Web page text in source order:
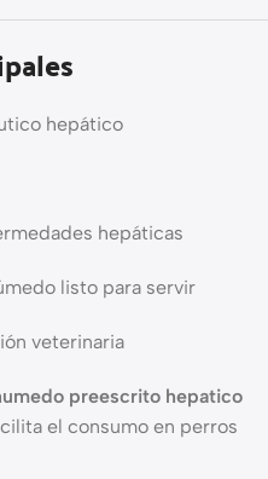
hepático
hepáticas
listo para servir
veterinaria
preescrito hepatico
el consumo en perros